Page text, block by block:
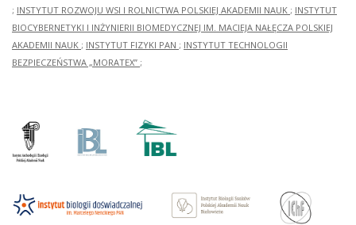
; INSTYTUT ROZWOJU WSI I ROLNICTWA POLSKIEJ AKADEMII NAUK ; INSTYTUT
BIOCYBERNETYKI I INŻYNIERII BIOMEDYCZNEJ IM. MACIEJA NAŁĘCZA POLSKIEJ
AKADEMII NAUK ; INSTYTUT FIZYKI PAN ; INSTYTUT TECHNOLOGII
BEZPIECZEŃSTWA „MORATEX” ;